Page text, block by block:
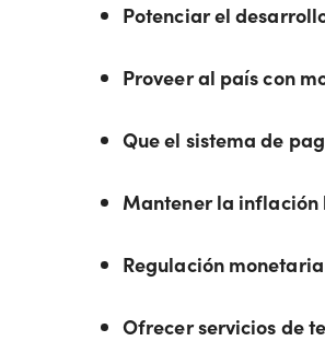
Potenciar el
Proveer al país con
Que el sistema de
Mantener la inflación
Regulación
Ofrecer servicios de